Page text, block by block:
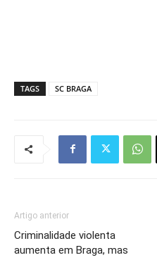
TAGS SC BRAGA
Artigo anterior
Criminalidade violenta
aumenta em Braga, mas